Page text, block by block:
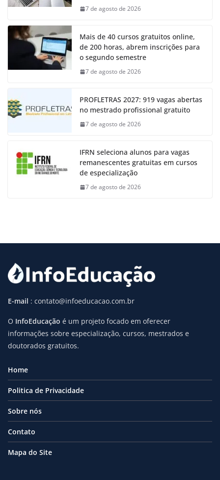
7 de agosto de 2026
Mais de 40 cursos gratuitos online,
de 200 horas, abrem inscrições para
o segundo semestre
7 de agosto de 2026
PROFLETRAS 2027: 919 vagas abertas
no mestrado profissional gratuito
7 de agosto de 2026
IFRN seleciona alunos para vagas
remanescentes gratuitas em cursos
de especialização
7 de agosto de 2026
E-mail : contato@infoeducacao.com.br
O InfoEducação é um projeto focado em oferecer
informações sobre especialização, cursos, mestrados e
doutorados gratuitos.
Home
Politica de Privacidade
Sobre nós
Contato
Mapa do Site